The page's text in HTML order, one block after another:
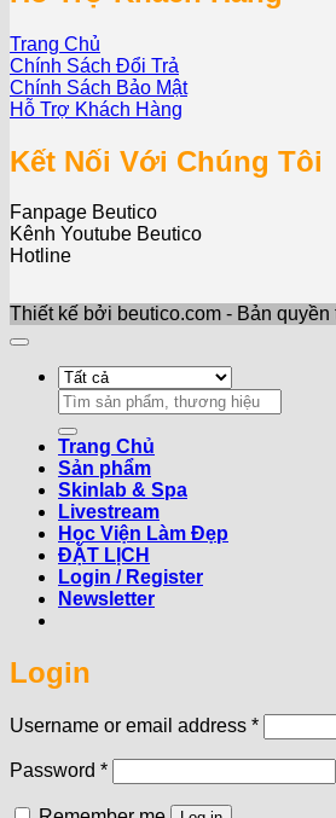
Trang Chủ
Chính Sách Đổi Trả
Chính Sách Bảo Mật
Hỗ Trợ Khách Hàng
Kết Nối Với Chúng Tôi
Fanpage Beutico
Kênh Youtube Beutico
Hotline
Thiết kế bởi beutico.com - Bản quyền
Search
for:
Trang Chủ
Sản phẩm
Skinlab & Spa
Livestream
Học Viện Làm Đẹp
ĐẶT LỊCH
Login / Register
Newsletter
Login
Username or email address *Required
Password *Required